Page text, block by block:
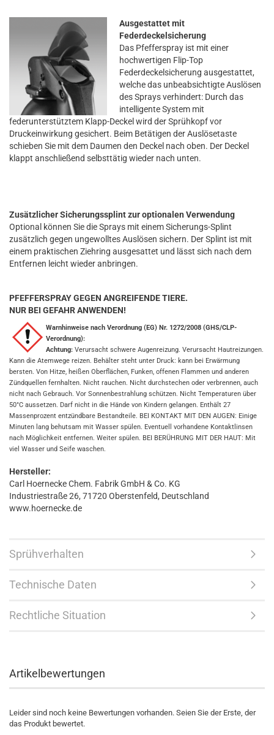
Ausgestattet mit
Federdeckelsicherung
Das Pfefferspray ist mit einer
hochwertigen Flip-Top
Federdeckelsicherung ausgestattet,
welche das unbeabsichtigte Auslösen
des Sprays verhindert: Durch das
intelligente System mit
federunterstütztem Klapp-Deckel wird der Sprühkopf vor
Druckeinwirkung gesichert. Beim Betätigen der Auslösetaste
schieben Sie mit dem Daumen den Deckel nach oben. Der Deckel
klappt anschließend selbsttätig wieder nach unten.
Zusätzlicher Sicherungssplint zur optionalen Verwendung
Optional können Sie die Sprays mit einem Sicherungs-Splint
zusätzlich gegen ungewolltes Auslösen sichern. Der Splint ist mit
einem praktischen Ziehring ausgesattet und lässt sich nach dem
Entfernen leicht wieder anbringen.
PFEFFERSPRAY GEGEN ANGREIFENDE TIERE.
NUR BEI GEFAHR ANWENDEN!
Warnhinweise nach Verordnung (EG) Nr. 1272/2008 (GHS/CLP-
Verordnung):
Achtung: Verursacht schwere Augenreizung. Verursacht Hautreizungen.
Kann die Atemwege reizen. Behälter steht unter Druck: kann bei Erwärmung
bersten. Von Hitze, heißen Oberflächen, Funken, offenen Flammen und anderen
Zündquellen fernhalten. Nicht rauchen. Nicht durchstechen oder verbrennen, auch
nicht nach Gebrauch. Vor Sonnenbestrahlung schützen. Nicht Temperaturen über
50°C aussetzen. Darf nicht in die Hände von Kindern gelangen. Enthält 27
Massenprozent entzündbare Bestandteile. BEI KONTAKT MIT DEN AUGEN: Einige
Minuten lang behutsam mit Wasser spülen. Eventuell vorhandene Kontaktlinsen
nach Möglichkeit entfernen. Weiter spülen. BEI BERÜHRUNG MIT DER HAUT: Mit
viel Wasser und Seife waschen.
Hersteller:
Carl Hoernecke Chem. Fabrik GmbH & Co. KG
Industriestraße 26, 71720 Oberstenfeld, Deutschland
www.hoernecke.de
Sprühverhalten
Technische Daten
Rechtliche Situation
Artikelbewertungen
Leider sind noch keine Bewertungen vorhanden. Seien Sie der Erste, der
das Produkt bewertet.